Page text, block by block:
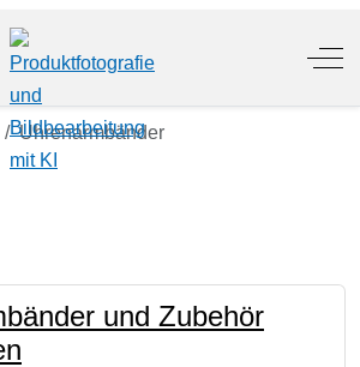
Off-
Uhrenarmbänder
und Zubehör